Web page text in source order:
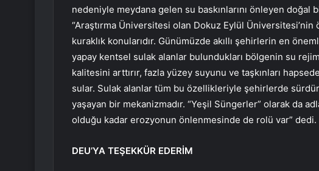
nedeniyle meydana gelen su baskınlarını önleyen
“Araştırma Üniversitesi olan Dokuz Eylül
kuraklık konularıdır. Günümüzde akıllı şehirlerin en
yapay kentsel sulak alanlar bulundukları bölgenin su
kalitesini arttırır, fazla yüzey suyunu ve taşkınları
sular. Sulak alanlar tüm bu özellikleriyle şehirlerde
yaşayan bir mekanizmadır. “Yeşil Süngerler” olarak da
olduğu kadar erozyonun önlenmesinde de rolü var” dedi.
DEU’YA TEŞEKKÜR EDERİM